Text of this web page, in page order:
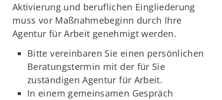
Aktivierung und beruflichen Eingliederung
muss vor Maßnahmebeginn durch Ihre
Agentur für Arbeit genehmigt werden.
Bitte vereinbaren Sie einen persönlichen
Beratungstermin mit der für Sie
zuständigen Agentur für Arbeit.
In einem gemeinsamen Gespräch